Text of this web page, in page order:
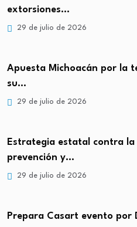
extorsiones…
29 de julio de 2026
Apuesta Michoacán por la
su…
29 de julio de 2026
Estrategia estatal contra
prevención y…
29 de julio de 2026
Prepara Casart evento por